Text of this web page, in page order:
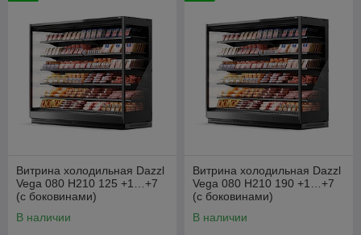
Витрина холодильная Dazzl
Vega 080 H210 125 +1…+7
(с боковинами)
В наличии
Витрина холодильная Dazzl
Vega 080 H210 190 +1…+7
(с боковинами)
В наличии